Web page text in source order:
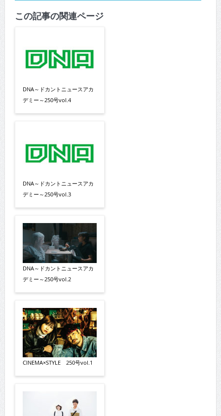
この記事の関連ページ
DNA～ドカントニュースアカ
デミー～250号vol.4
DNA～ドカントニュースアカ
デミー～250号vol.3
DNA～ドカントニュースアカ
デミー～250号vol.2
CINEMA×STYLE 250号vol.1